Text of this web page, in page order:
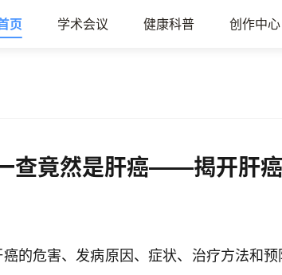
页 学术会议 健康科普 创作中心
查竟然是肝癌——揭开肝
的危害、发病原因、症状、治疗方法和